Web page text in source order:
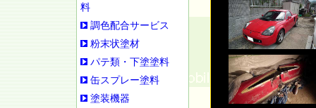
料
調色配合サービス
粉末状塗材
パテ類・下塗塗料
缶スプレー塗料
塗装機器